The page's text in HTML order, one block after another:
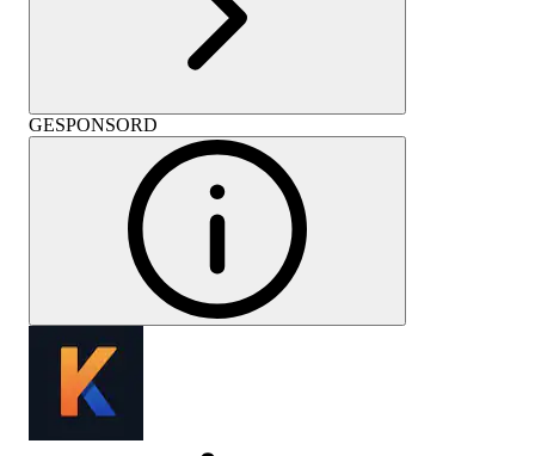
GESPONSORD